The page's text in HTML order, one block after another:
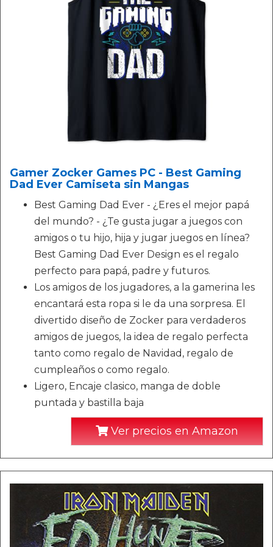
Gamer Zocker Games PC - Best Gaming
Dad Ever Camiseta sin Mangas
Best Gaming Dad Ever - ¿Eres el mejor papá
del mundo? - ¿Te gusta jugar a juegos con
amigos o tu hijo, hija y jugar juegos en línea?
Best Gaming Dad Ever Design es el regalo
perfecto para papá, padre y futuros.
Los amigos de los jugadores, a la gamerina les
encantará esta ropa si le da una sorpresa. El
divertido diseño de Zocker para verdaderos
amigos de juegos, la idea de regalo perfecta
tanto como regalo de Navidad, regalo de
cumpleaños o como regalo.
Ligero, Encaje clasico, manga de doble
puntada y bastilla baja
Ver precios en Amazon